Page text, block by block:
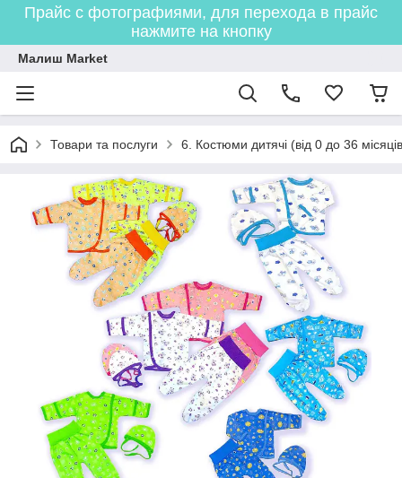
Прайс с фотографиями, для перехода в прайс
нажмите на кнопку
Малиш Market
Товари та послуги 6. Костюми дитячі (від 0 до 36